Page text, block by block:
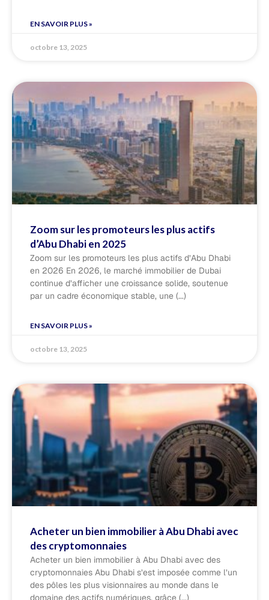
EN SAVOIR PLUS »
octobre 13, 2025
Zoom sur les promoteurs les plus actifs
d’Abu Dhabi en 2025
Zoom sur les promoteurs les plus actifs d’Abu Dhabi
en 2026 En 2026, le marché immobilier de Dubai
continue d’afficher une croissance solide, soutenue
par un cadre économique stable, une
EN SAVOIR PLUS »
octobre 13, 2025
Acheter un bien immobilier à Abu Dhabi avec
des cryptomonnaies
Acheter un bien immobilier à Abu Dhabi avec des
cryptomonnaies Abu Dhabi s’est imposée comme l’un
des pôles les plus visionnaires au monde dans le
domaine des actifs numériques, grâce